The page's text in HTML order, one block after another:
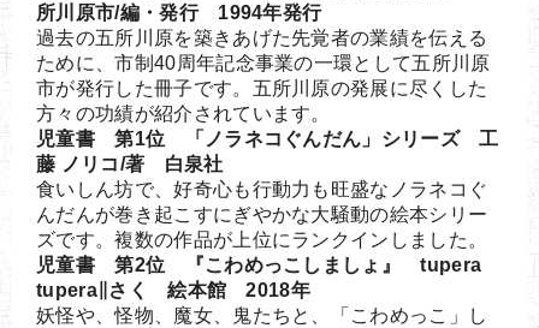
所川原市/編・発行 1994年発行
過去の五所川原を築きあげた先覚者の業績を伝える
ために、市制40周年記念事業の一環として五所川原
市が発行した冊子です。五所川原の発展に尽くした
方々の功績が紹介されています。
児童書 第1位 「ノラネコぐんだん」シリーズ 工
藤 ノリコ/著 白泉社
食いしん坊で、好奇心も行動力も旺盛なノラネコぐ
んだんが巻き起こすにぎやかな大騒動の絵本シリー
ズです。複数の作品が上位にランクインしました。
児童書 第2位 『こわめっこしましょ』 tupera
tupera∥さく 絵本館 2018年
妖怪や、怪物、魔女、鬼たちと、「こわめっこ」し